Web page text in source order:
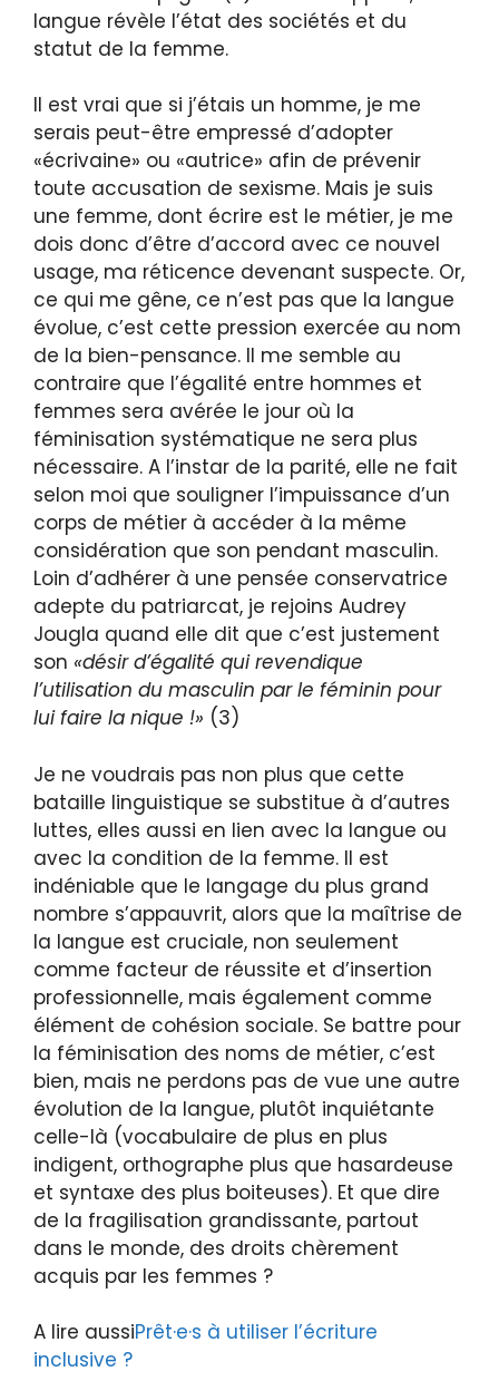
langue révèle l’état des sociétés et du
statut de la femme.
Il est vrai que si j’étais un homme, je me
serais peut-être empressé d’adopter
«écrivaine» ou «autrice» afin de prévenir
toute accusation de sexisme. Mais je suis
une femme, dont écrire est le métier, je me
dois donc d’être d’accord avec ce nouvel
usage, ma réticence devenant suspecte. Or,
ce qui me gêne, ce n’est pas que la langue
évolue, c’est cette pression exercée au nom
de la bien-pensance. Il me semble au
contraire que l’égalité entre hommes et
femmes sera avérée le jour où la
féminisation systématique ne sera plus
nécessaire. A l’instar de la parité, elle ne fait
selon moi que souligner l’impuissance d’un
corps de métier à accéder à la même
considération que son pendant masculin.
Loin d’adhérer à une pensée conservatrice
adepte du patriarcat, je rejoins Audrey
Jougla quand elle dit que c’est justement
son «désir d’égalité qui revendique
l’utilisation du masculin par le féminin pour
lui faire la nique !» (3)
Je ne voudrais pas non plus que cette
bataille linguistique se substitue à d’autres
luttes, elles aussi en lien avec la langue ou
avec la condition de la femme. Il est
indéniable que le langage du plus grand
nombre s’appauvrit, alors que la maîtrise de
la langue est cruciale, non seulement
comme facteur de réussite et d’insertion
professionnelle, mais également comme
élément de cohésion sociale. Se battre pour
la féminisation des noms de métier, c’est
bien, mais ne perdons pas de vue une autre
évolution de la langue, plutôt inquiétante
celle-là (vocabulaire de plus en plus
indigent, orthographe plus que hasardeuse
et syntaxe des plus boiteuses). Et que dire
de la fragilisation grandissante, partout
dans le monde, des droits chèrement
acquis par les femmes ?
A lire aussiPrêt·e·s à utiliser l’écriture
inclusive ?